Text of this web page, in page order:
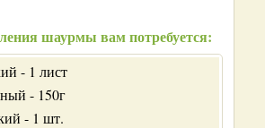
шаурмы вам потребуется:
- 1 лист
- 150г
- 1 шт.